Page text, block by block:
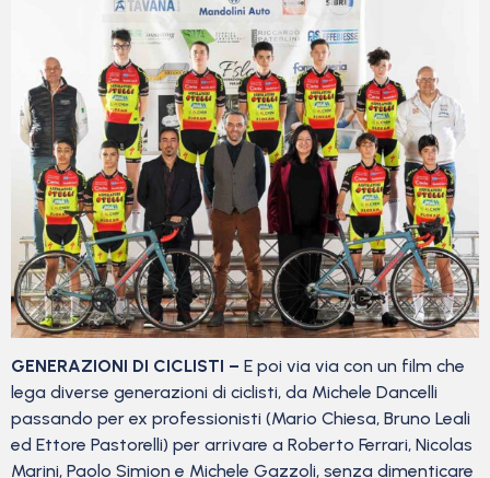
GENERAZIONI DI CICLISTI – E poi via via con un film che
lega diverse generazioni di ciclisti, da Michele Dancelli
passando per ex professionisti (Mario Chiesa, Bruno Leali
ed Ettore Pastorelli) per arrivare a Roberto Ferrari, Nicolas
Marini, Paolo Simion e Michele Gazzoli, senza dimenticare